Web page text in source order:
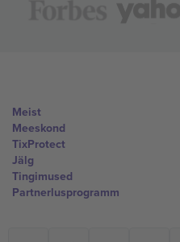
Meist
Meeskond
TixProtect
Jälg
Tingimused
Partnerlusprogramm